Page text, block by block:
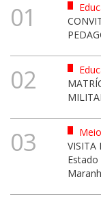
01
02
03
VISITA